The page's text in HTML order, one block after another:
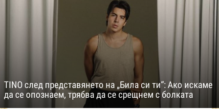
TINO след представянето на „Била си ти“: Ако искаме
да се опознаем, трябва да се срещнем с болката